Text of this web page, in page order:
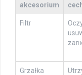
akcesorium
Filtr
Grzałka